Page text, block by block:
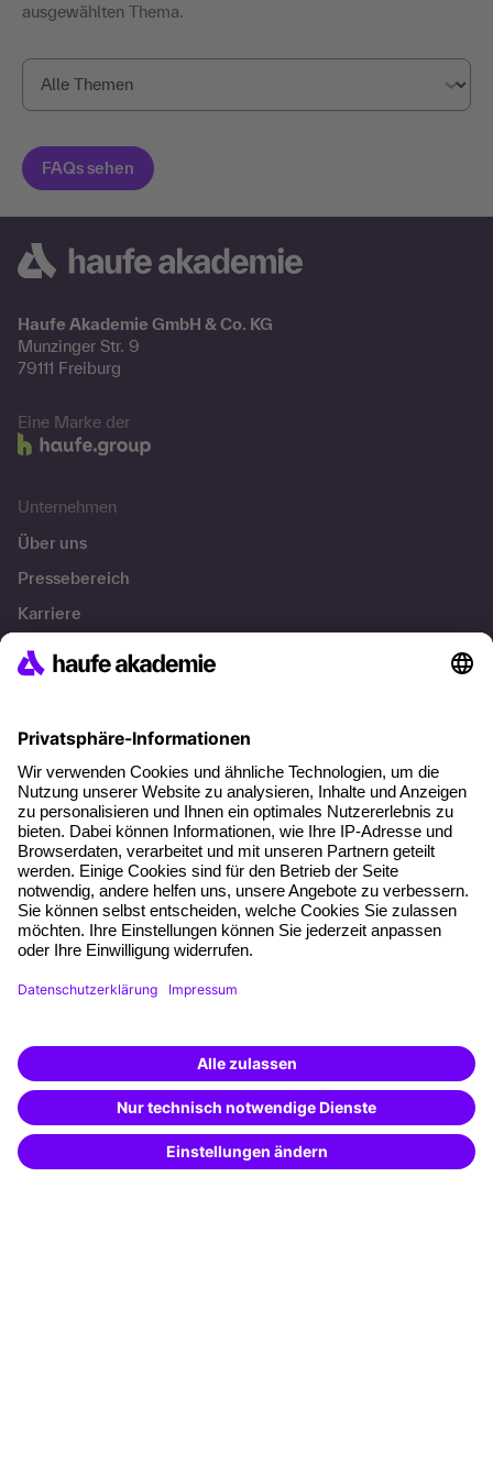
ausgewählten Thema.
Haufe Akademie GmbH & Co. KG
Munzinger Str. 9
79111 Freiburg
Eine Marke der
Unternehmen
Über uns
Pressebereich
Karriere
Referenzen
Über unser Angebot
Planungssicherheit
Freie Seminarplätze
Qualitätsstandards
Planung und Locations
Fördermöglichkeiten
Weiterbildungs-App
Besondere Angebote
Potenzialanalyse
Transfercoaching
Weiterbildung finden -
mit KI-Power!
Beschreibe was du suchst und erhalte
passende Weiterbildungen vomKI-Berater
– schnell und treffsicher.